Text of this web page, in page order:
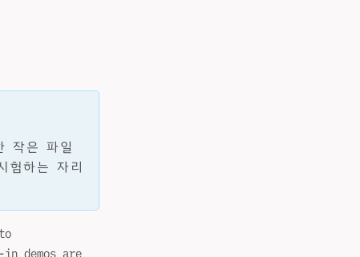
작은 파일
험하는 자리
demos are